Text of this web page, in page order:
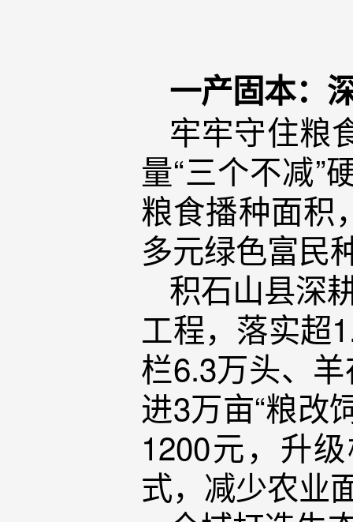
一产固本：
牢牢守住粮
量“三个不减”
粮食播种面积
多元绿色富民
积石山县深
工程，落实超
栏6.3万头、
进3万亩“粮改
1200元，升
式，减少农业